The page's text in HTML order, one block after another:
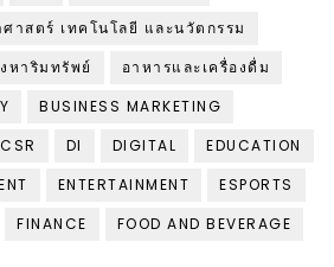
าสตร์ เทคโนโลยี และนวัตกรรม
หาริมทรัพย์
อาหารและเครื่องดื่ม
BUSINESS MARKETING
CSR DI DIGITAL
EDUCATION
ENTERTAINMENT
ESPORTS
FINANCE
FOOD AND BEVERAGE